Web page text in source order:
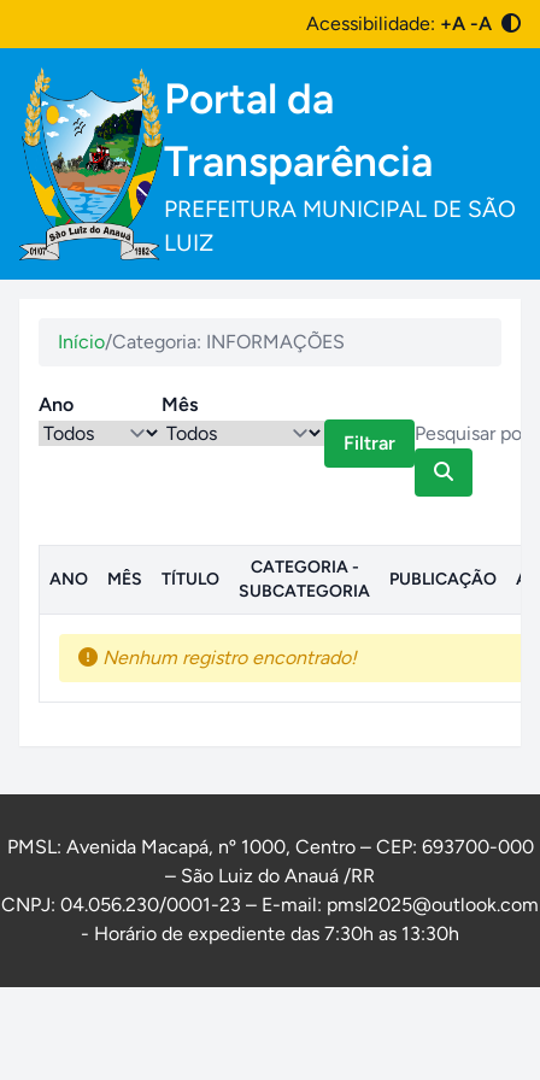
Acessibilidade: +A -A
Portal da
Transparência
PREFEITURA MUNICIPAL DE SÃO
LUIZ
Início/Categoria: INFORMAÇÕES
Ano
Mês
Filtrar
ANO MÊS TÍTULO
CATEGORIA -
SUBCATEGORIA
PUBLICAÇÃO
Nenhum registro encontrado!
PMSL: Avenida Macapá, nº 1000, Centro – CEP: 693700-000
– São Luiz do Anauá /RR
CNPJ: 04.056.230/0001-23 – E-mail: pmsl2025@outlook.com
- Horário de expediente das 7:30h as 13:30h